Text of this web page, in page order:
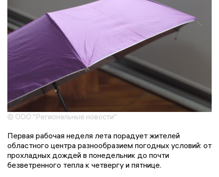
© ООО "Региональные новости"
Первая рабочая неделя лета порадует жителей
областного центра разнообразием погодных условий: от
прохладных дождей в понедельник до почти
безветренного тепла к четвергу и пятнице.